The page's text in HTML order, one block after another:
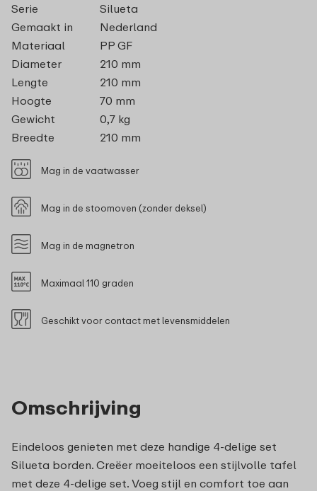
Omschrijving
Eindeloos genieten met deze handige 4-delige set
Silueta borden. Creëer moeiteloos een stijlvolle tafel
met deze 4-delige set. Voeg stijl en comfort toe aan
Serie
Silueta
Gemaakt in
Nederland
Materiaal
PP GF
Diameter
210 mm
Lengte
210 mm
Hoogte
70 mm
Gewicht
0,7 kg
Breedte
210 mm
Mag in de vaatwasser
Mag in de stoomoven (zonder deksel)
Mag in de magnetron
Maximaal 110 graden
Geschikt voor contact met levensmiddelen